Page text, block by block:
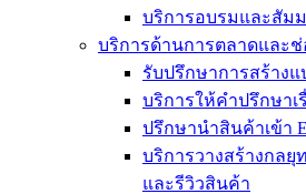
บริการอบรมและสัม
บริการด้านการตลาดและ
รับปรึกษาการสร้าง
บริการให้คำปรึกษา
ปรึกษานำสินค้าเข้า
บริการวางสร้างกล
และรีวิวสินค้า